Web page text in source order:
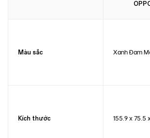
Màu sắc Xanh Đam
Kích thước 155.9 x 75.5